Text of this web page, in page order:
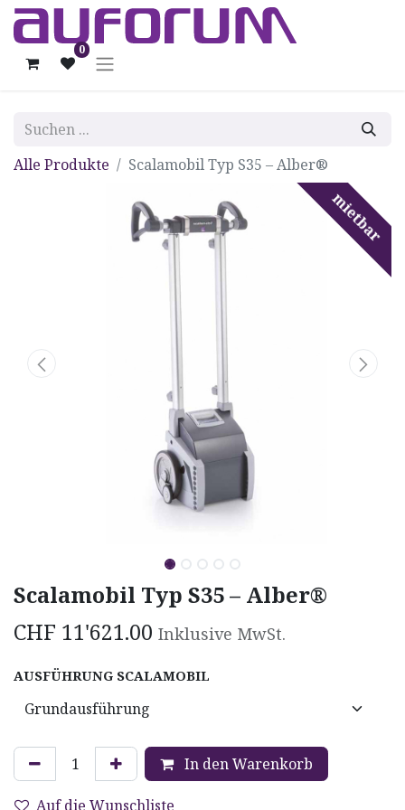
0
Alle Produkte Scalamobil Typ S35 – Alber®
mietbar
Scalamobil Typ S35 – Alber®
CHF 11'621.00 Inklusive MwSt.
AUSFÜHRUNG SCALAMOBIL
In den Warenkorb
Auf die Wunschliste